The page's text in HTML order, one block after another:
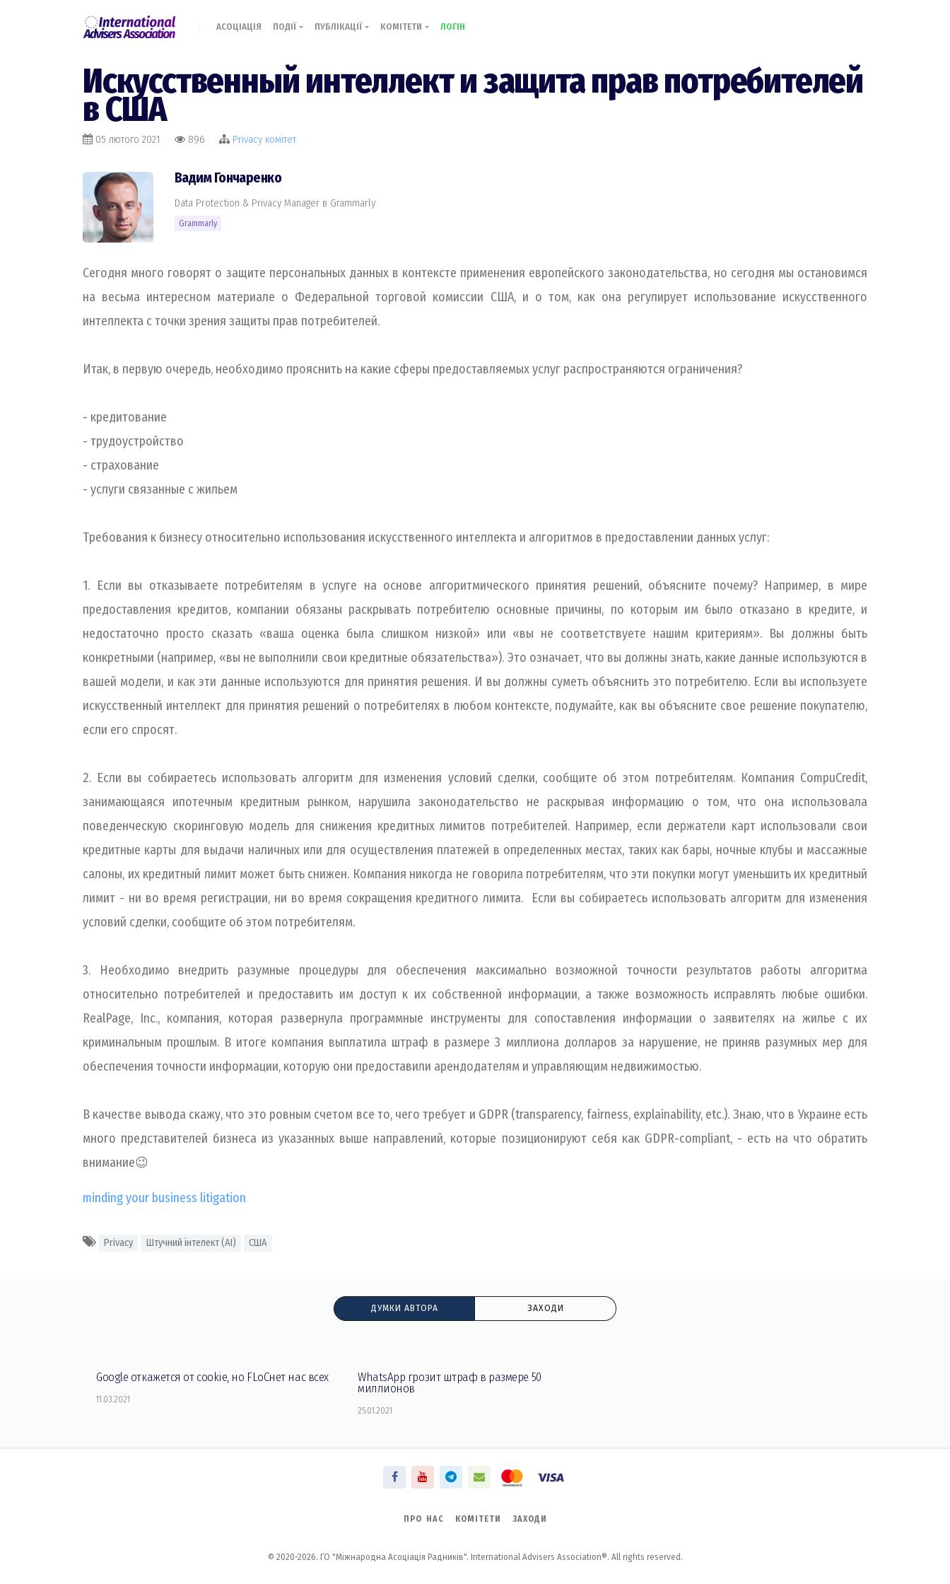
АСОЦІАЦІЯ ПОДІЇ ПУБЛІКАЦІЇ КОМІТЕТИ ЛОГІН
Искусственный интеллект и защита прав потребителей
в США
05 лютого 2021 896 Privacy комiтет
Вадим Гончаренко
Data Protection & Privacy Manager в Grammarly
Grammarly
Сегодня много говорят о защите персональных данных в контексте применения европейского законодательства, но сегодня мы остановимся
на весьма интересном материале о Федеральной торговой комиссии США, и о том, как она регулирует использование искусственного
интеллекта с точки зрения защиты прав потребителей.
Итак, в первую очередь, необходимо прояснить на какие сферы предоставляемых услуг распространяются ограничения?
- кредитование
- трудоустройство
- страхование
- услуги связанные с жильем
Требования к бизнесу относительно использования искусственного интеллекта и алгоритмов в предоставлении данных услуг:
1. Если вы отказываете потребителям в услуге на основе алгоритмического принятия решений, объясните почему? Например, в мире
предоставления кредитов, компании обязаны раскрывать потребителю основные причины, по которым им было отказано в кредите, и
недостаточно просто сказать «ваша оценка была слишком низкой» или «вы не соответствуете нашим критериям». Вы должны быть
конкретными (например, «вы не выполнили свои кредитные обязательства»). Это означает, что вы должны знать, какие данные используются в
вашей модели, и как эти данные используются для принятия решения. И вы должны суметь объяснить это потребителю. Если вы используете
искусственный интеллект для принятия решений о потребителях в любом контексте, подумайте, как вы объясните свое решение покупателю,
если его спросят.
2. Если вы собираетесь использовать алгоритм для изменения условий сделки, сообщите об этом потребителям. Компания CompuCredit,
занимающаяся ипотечным кредитным рынком, нарушила законодательство не раскрывая информацию о том, что она использовала
поведенческую скоринговую модель для снижения кредитных лимитов потребителей. Например, если держатели карт использовали свои
кредитные карты для выдачи наличных или для осуществления платежей в определенных местах, таких как бары, ночные клубы и массажные
салоны, их кредитный лимит может быть снижен. Компания никогда не говорила потребителям, что эти покупки могут уменьшить их кредитный
лимит - ни во время регистрации, ни во время сокращения кредитного лимита. Если вы собираетесь использовать алгоритм для изменения
условий сделки, сообщите об этом потребителям.
3. Необходимо внедрить разумные процедуры для обеспечения максимально возможной точности результатов работы алгоритма
относительно потребителей и предоставить им доступ к их собственной информации, а также возможность исправлять любые ошибки.
RealPage, Inc., компания, которая развернула программные инструменты для сопоставления информации о заявителях на жилье с их
криминальным прошлым. В итоге компания выплатила штраф в размере 3 миллиона долларов за нарушение, не приняв разумных мер для
обеспечения точности информации, которую они предоставили арендодателям и управляющим недвижимостью.
В качестве вывода скажу, что это ровным счетом все то, чего требует и GDPR (transparency, fairness, explainability, etc.). Знаю, что в Украине есть
много представителей бизнеса из указанных выше направлений, которые позиционируют себя как GDPR-compliant, - есть на что обратить
внимание😉
minding your business litigation
Privacy Штучний інтелект (AI) США
ДУМКИ АВТОРА ЗАХОДИ
Google откажется от cookie, но FLoCнет нас всех
11.03.2021
WhatsApp грозит штраф в размере 50
миллионов
25.01.2021
ПРО НАС КОМІТЕТИ ЗАХОДИ
© 2020-2026. ГО "Міжнародна Асоціація Радників". International Advisers Association®. All rights reserved.